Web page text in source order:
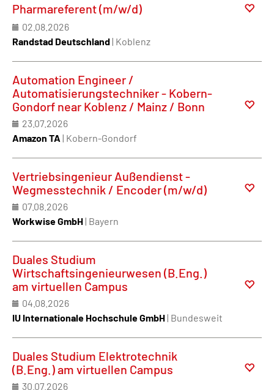
Pharmareferent (m/w/d)
02.08.2026
Randstad Deutschland| Koblenz
Automation Engineer /
Automatisierungstechniker - Kobern-
Gondorf near Koblenz / Mainz / Bonn
23.07.2026
Amazon TA | Kobern-Gondorf
Vertriebsingenieur Außendienst -
Wegmesstechnik / Encoder (m/w/d)
07.08.2026
Workwise GmbH| Bayern
Duales Studium
Wirtschaftsingenieurwesen (B.Eng.)
am virtuellen Campus
04.08.2026
IU Internationale Hochschule GmbH| Bundesweit
Duales Studium Elektrotechnik
(B.Eng.) am virtuellen Campus
30.07.2026